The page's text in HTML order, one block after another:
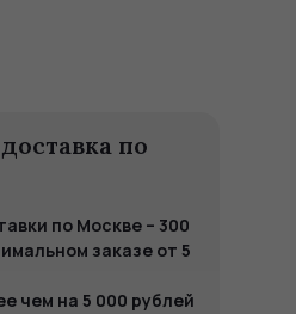
по Москве – 300
заказе от 5
чем на 5 000 рублей
по